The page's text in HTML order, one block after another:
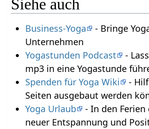
Siehe auch
Business-Yoga
- Bringe
Unternehmen
Yogastunden Podcast
-
mp3 in eine Yogastunde
Spenden für Yoga Wiki
-
Seiten ausgebaut werden
Yoga Urlaub
- In den Ferien
neuer Entspannung und